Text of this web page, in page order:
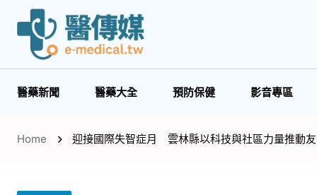
醫藥新聞 醫藥大全 預防保健 影音專區
Home 迎接國際失智症月 雲林縣以科技與社區力量推動